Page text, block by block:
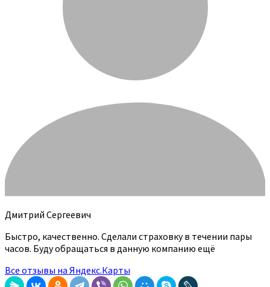
Дмитрий Сергеевич
Быстро, качественно. Сделали страховку в течении пары
часов. Буду обращаться в данную компанию ещё
Все отзывы на Яндекс.Карты